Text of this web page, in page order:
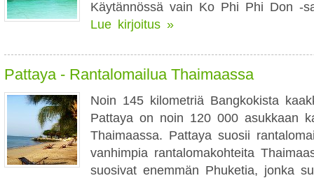
Käytännössä vain Ko Phi Phi Don -
Lue kirjoitus »
Pattaya - Rantalomailua Thaimaassa
Noin 145 kilometriä Bangkokista
Pattaya on noin 120 000 asukkaan
Thaimaassa. Pattaya suosii
vanhimpia rantalomakohteita
suosivat enemmän Phuketia, jonka